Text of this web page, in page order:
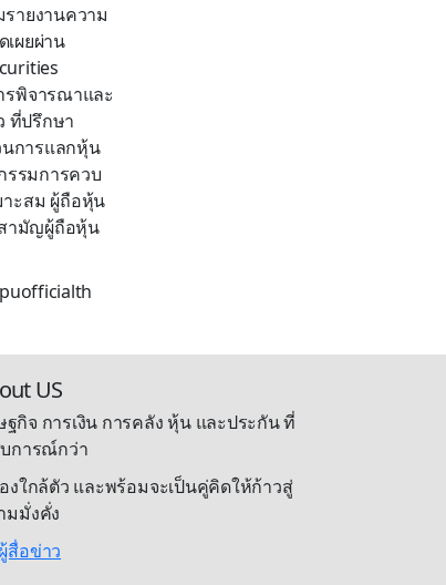
ายงานความ
เผยผ่าน
รพิจารณาและ
ที่ปรึกษา
นการแลกหุ้น
รรมการควบ
ะสม ผู้ถือหุ้น
ามัญผู้ถือหุ้น
US
กิจ การเงิน การคลัง หุ้น และประกัน ที่
การณ์กว่า
งใกล้ตัว และพร้อมจะเป็นคู่คิดให้ก้าวสู่
มมั่งคั่ง
สื่อข่าว